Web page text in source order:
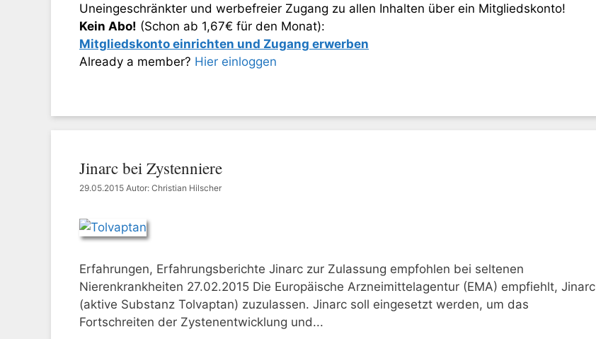
Uneingeschränkter und werbefreier Zugang zu allen Inhalten über ein Mitgliedskonto!
Kein Abo! (Schon ab 1,67€ für den Monat):
Mitgliedskonto einrichten und Zugang erwerben
Already a member? Hier einloggen
Jinarc bei Zystenniere
29.05.2015 Autor: Christian Hilscher
Erfahrungen, Erfahrungsberichte Jinarc zur Zulassung empfohlen bei seltenen
Nierenkrankheiten 27.02.2015 Die Europäische Arzneimittelagentur (EMA) empfiehlt, Jinarc
(aktive Substanz Tolvaptan) zuzulassen. Jinarc soll eingesetzt werden, um das
Fortschreiten der Zystenentwicklung und...